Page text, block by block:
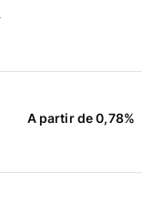
A partir de 0,78%